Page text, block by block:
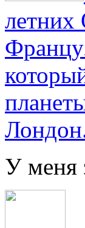
летних
У меня